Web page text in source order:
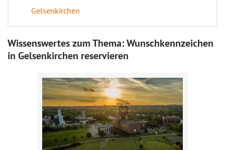
Gelsenkirchen
Wissenswertes zum Thema: Wunschkennzeichen
in Gelsenkirchen reservieren